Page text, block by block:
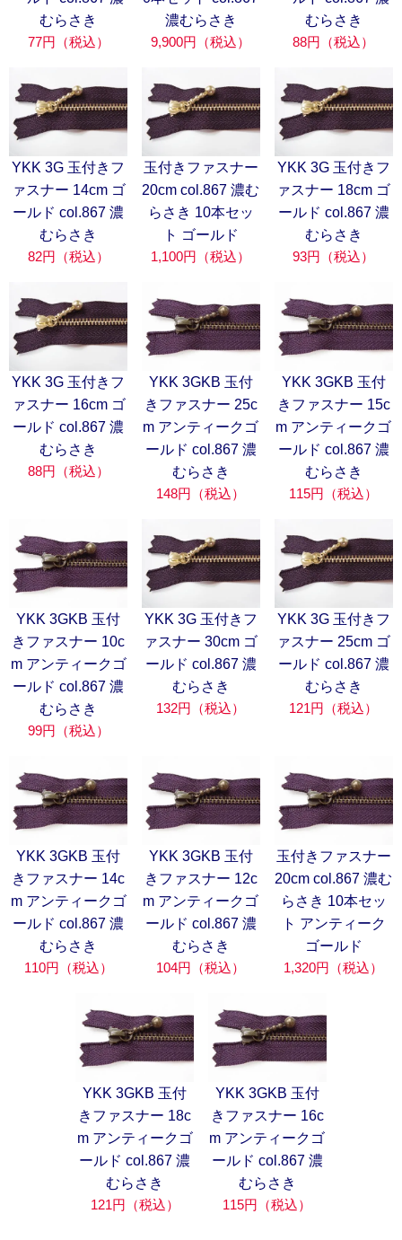
むらさき
77円（税込）
濃むらさき
9,900円（税込）
むらさき
88円（税込）
YKK 3G 玉付きフ
ァスナー 14cm ゴ
ールド col.867 濃
むらさき
82円（税込）
玉付きファスナー
20cm col.867 濃む
らさき 10本セッ
ト ゴールド
1,100円（税込）
YKK 3G 玉付きフ
ァスナー 18cm ゴ
ールド col.867 濃
むらさき
93円（税込）
YKK 3G 玉付きフ
ァスナー 16cm ゴ
ールド col.867 濃
むらさき
88円（税込）
YKK 3GKB 玉付
きファスナー 25c
m アンティークゴ
ールド col.867 濃
むらさき
148円（税込）
YKK 3GKB 玉付
きファスナー 15c
m アンティークゴ
ールド col.867 濃
むらさき
115円（税込）
YKK 3GKB 玉付
きファスナー 10c
m アンティークゴ
ールド col.867 濃
むらさき
99円（税込）
YKK 3G 玉付きフ
ァスナー 30cm ゴ
ールド col.867 濃
むらさき
132円（税込）
YKK 3G 玉付きフ
ァスナー 25cm ゴ
ールド col.867 濃
むらさき
121円（税込）
YKK 3GKB 玉付
きファスナー 14c
m アンティークゴ
ールド col.867 濃
むらさき
110円（税込）
YKK 3GKB 玉付
きファスナー 12c
m アンティークゴ
ールド col.867 濃
むらさき
104円（税込）
玉付きファスナー
20cm col.867 濃む
らさき 10本セッ
ト アンティーク
ゴールド
1,320円（税込）
YKK 3GKB 玉付
きファスナー 18c
m アンティークゴ
ールド col.867 濃
むらさき
121円（税込）
YKK 3GKB 玉付
きファスナー 16c
m アンティークゴ
ールド col.867 濃
むらさき
115円（税込）